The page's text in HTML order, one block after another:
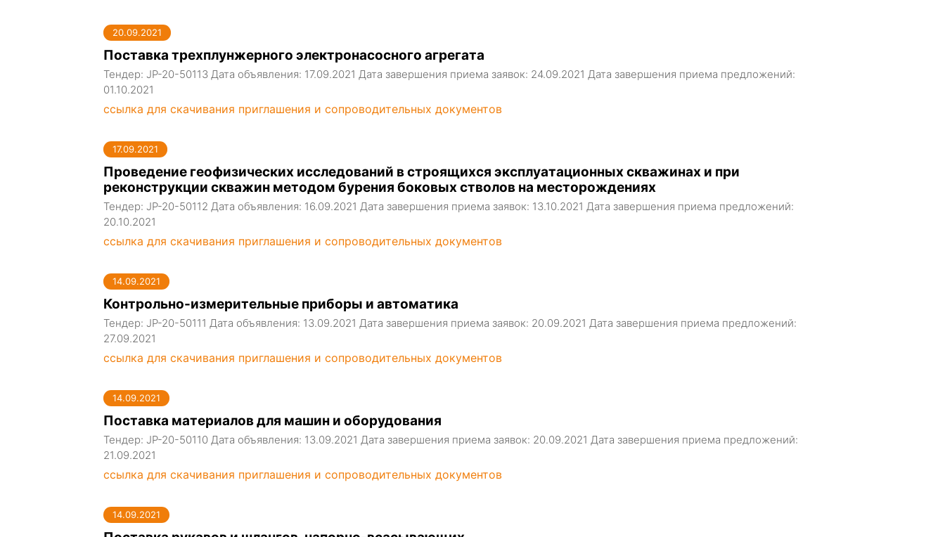
20.09.2021
Поставка трехплунжерного электронасосного агрегата
Тендер: JP-20-50113 Дата объявления: 17.09.2021 Дата завершения приема заявок: 24.09.2021 Дата завершения приема предложений:
01.10.2021
ссылка для скачивания приглашения и сопроводительных документов
17.09.2021
Проведение геофизических исследований в строящихся эксплуатационных скважинах и при
реконструкции скважин методом бурения боковых стволов на месторождениях
Тендер: JP-20-50112 Дата объявления: 16.09.2021 Дата завершения приема заявок: 13.10.2021 Дата завершения приема предложений:
20.10.2021
ссылка для скачивания приглашения и сопроводительных документов
14.09.2021
Контрольно-измерительные приборы и автоматика
Тендер: JP-20-50111 Дата объявления: 13.09.2021 Дата завершения приема заявок: 20.09.2021 Дата завершения приема предложений:
27.09.2021
ссылка для скачивания приглашения и сопроводительных документов
14.09.2021
Поставка материалов для машин и оборудования
Тендер: JP-20-50110 Дата объявления: 13.09.2021 Дата завершения приема заявок: 20.09.2021 Дата завершения приема предложений:
21.09.2021
ссылка для скачивания приглашения и сопроводительных документов
14.09.2021